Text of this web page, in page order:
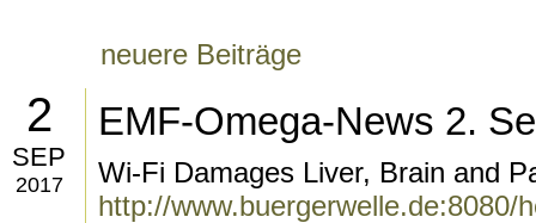
neuere Beiträge
2
SEP
2017
EMF-Omega-News 2.
Wi-Fi Damages Liver, Brain and
http://www.buergerwelle.de:8080/